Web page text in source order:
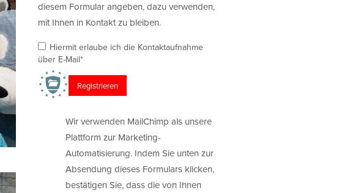
diesem Formular angeben, dazu verwenden,
mit Ihnen in Kontakt zu bleiben.
Hiermit erlaube ich die Kontaktaufnahme
über E-Mail*
Wir verwenden MailChimp als unsere
Plattform zur Marketing-
Automatisierung. Indem Sie unten zur
Absendung dieses Formulars klicken,
bestätigen Sie, dass die von Ihnen